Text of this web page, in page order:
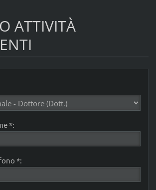
ATTIVITÀ
*:
*: